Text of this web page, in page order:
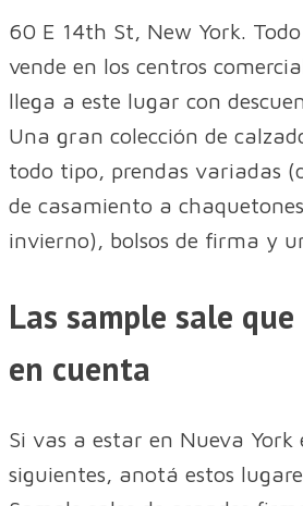
60 E 14th St, New York.
vende en los centros
llega a este lugar con
Una gran colección de
todo tipo, prendas variadas
de casamiento a
invierno), bolsos de firma y
Las sample sale
en cuenta
Si vas a estar en Nueva York
siguientes, anotá estos